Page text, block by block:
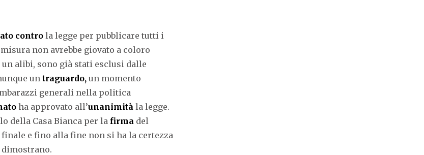
controla legge per pubblicare tutti i
non avrebbe giovato a coloro
alibi, sono già stati esclusi dalle
un traguardo, un momento
generali nella politica
ha approvato all’unanimità la legge.
della Casa Bianca per la firma del
e fino alla fine non si ha la certezza